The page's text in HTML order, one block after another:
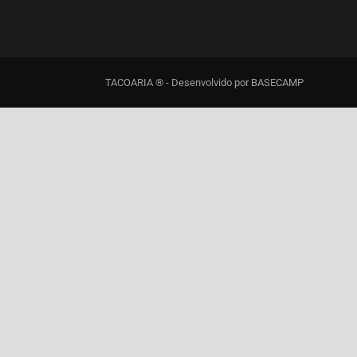
TACOARIA ® - Desenvolvido por BASECAMP